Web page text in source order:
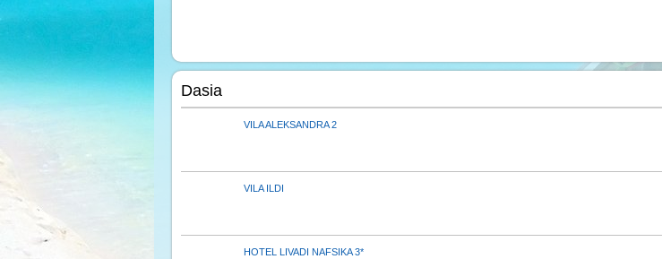
Dasia
VILA ALEKSANDRA 2
VILA ILDI
HOTEL LIVADI NAFSIKA 3*